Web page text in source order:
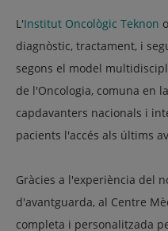
L'Institut Oncològic Teknon
diagnòstic, tractament, i
segons el model
de l'Oncologia, comuna en
capdavanters nacionals i
pacients l'accés als últims
Gràcies a l'experiència del
d'avantguarda, al Centre
completa i personalitzada